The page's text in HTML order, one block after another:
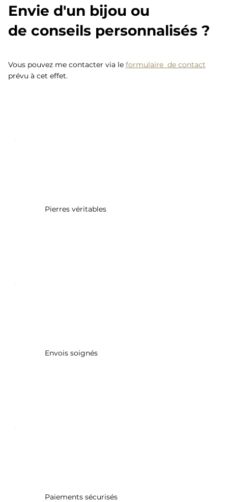
Envie d'un bijou ou
de conseils personnalisés ?
Vous pouvez me contacter via le formulaire de contact
prévu à cet effet.
Pierres véritables
Envois soignés
Paiements sécurisés